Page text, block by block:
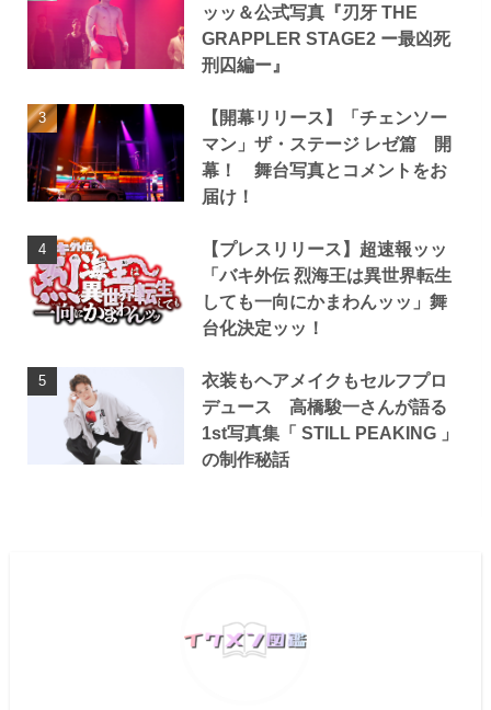
ッッ＆公式写真『刃牙 THE
GRAPPLER STAGE2 ー最凶死
刑囚編ー』
【開幕リリース】「チェンソー
マン」ザ・ステージ レゼ篇 開
幕！ 舞台写真とコメントをお
届け！
【プレスリリース】超速報ッッ
「バキ外伝 烈海王は異世界転生
しても一向にかまわんッッ」舞
台化決定ッッ！
衣装もヘアメイクもセルフプロ
デュース 高橋駿一さんが語る
1st写真集「 STILL PEAKING 」
の制作秘話